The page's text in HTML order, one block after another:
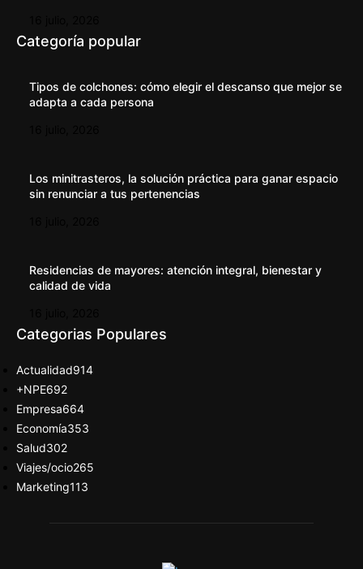
Categoría popular
Tipos de colchones: cómo elegir el descanso que mejor se
adapta a cada persona
Los minitrasteros, la solución práctica para ganar espacio
sin renunciar a tus pertenencias
Residencias de mayores: atención integral, bienestar y
calidad de vida
Categorias Populares
Actualidad914
+NPE692
Empresa664
Economía353
Salud302
Viajes/ocio265
Marketing113